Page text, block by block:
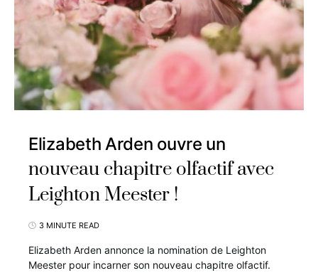
Elizabeth Arden ouvre un
nouveau chapitre olfactif avec
Leighton Meester !
3 MINUTE READ
Elizabeth Arden annonce la nomination de Leighton
Meester pour incarner son nouveau chapitre olfactif.